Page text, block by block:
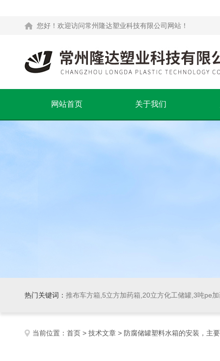
您好！欢迎访问常州隆达塑业科技有限公司网站！
网站首页 关于我们
热门关键词： 推布车方箱,5立方加药箱,20立方化工储罐,3吨pe
当前位置： 首页 > 技术文章 > 防腐储罐塑料水箱的安装，主